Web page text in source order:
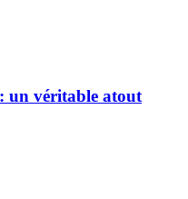
un véritable atout